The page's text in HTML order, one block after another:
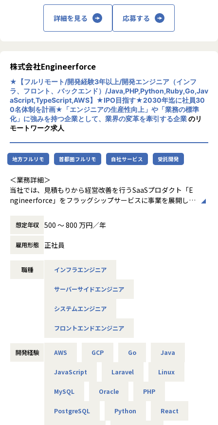
（変更の範囲）上記を除く当社関連業務
開発環境・業務範囲 エンジニア限定取材
■SaaS提供型勤怠システム・仕事可視化システム（Webアプ
┗言語：Java・JavaScript・HTML・CSS・SQL
┗DB：SQL Database
┗FW：SpringFramework
■AI保険システム開発
┗概要：AI保険契約システム（Webアプリケーション）の保
守・追加開発
一人に1機能が割り当てられ、ユーザへの要件ヒアリング・
┗OS：Windows（AWS上に構築）
┗言語：Java・HTML・JavaScript
┗DB：Aurora PostgreSQL
■マイクロサービスのパッケージ化・パーツ化
┗概要・担当業務：コンポーネント化を目指したアプリケー
ション部品の開発・Webサービス関連の設計・DB関連の設
の追加開発・各工程（設計～リリース）
ション開発経験者
★上流から参画できる多彩な案件が揃っています
ジェクトも拡大中の当社。上流工程から一気通貫で関われる
をはじめ、システム設計～プログラミングまで、これまで培
迎！あなたのスキルと経験を当社の成長だけでなく、ぜひ次
詳細を見る 応募する
株式会社Engineerforce
★【フルリモート/開発経験3年以上/開発エンジニア（インフ
ラ、フロント、バックエンド）/Java,PHP,Python,Ruby,Go,Jav
aScript,TypeScript,AWS】★IPO目指す★2030年迄に社員30
0名体制を計画★「エンジニアの生産性向上」や「業務の標準
化」に強みを持つ企業として、業界の変革を牽引する企業のリ
モートワーク求人
地方フルリモ 首都圏フルリモ 自社サービス 受託開発
＜業務詳細＞
当社では、見積もりから経営改善を行うSaaSプロダクト「E
ngineerforce」をフラッグシップサービスに事業を展開して
トの課題解決をするため、「システム開発」の事業を新たに
立ち上げました。
現在、直受けのプライム案件のお引き合いが増えており、需
要が供給を上回る状況にあることから、チームの拡大を積極
の期待に応える準備を進めています。
トの課題を解決するためのエンジニアサービスを提供してい
・システム開発：クライアントのニーズに合わせたシステム
Webアプリやモバイルアプリ、業務システム、業務効率化ツ
クライアントの課題を理解して最適なソリューションを提案
要件定義の作成において、クライアントとのコミュニケーシ
想定年収 500 〜 800 万円／年
雇用形態 正社員
職種 インフラエンジニア
サーバーサイドエンジニア
システムエンジニア
フロントエンドエンジニア
開発経験 AWS GCP Go Java
JavaScript Laravel Linux
MySQL Oracle PHP
PostgreSQL Python React